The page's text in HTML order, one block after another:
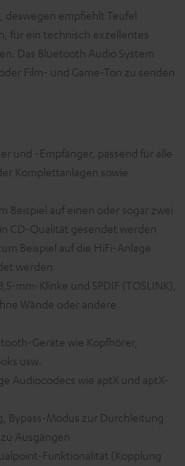
deswegen empfiehlt Teufel
für ein technisch exzellentes
Das Bluetooth Audio System
Film- und Game-Ton zu senden
und -Empfänger, passend für alle
Komplettanlagen sowie
Beispiel auf einen oder sogar zwei
CD-Qualität gesendet werden
Beispiel auf die HiFi-Anlage
werden
mm-Klinke und SPDIF (TOSLINK),
Wände oder andere
Geräte wie Kopfhörer,
usw.
Audiocodecs wie aptX und aptX-
Bypass-Modus zur Durchleitung
Ausgängen
Funktionalität (Kopplung